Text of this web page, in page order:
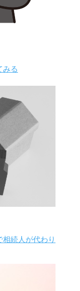
みる
続人が代わり